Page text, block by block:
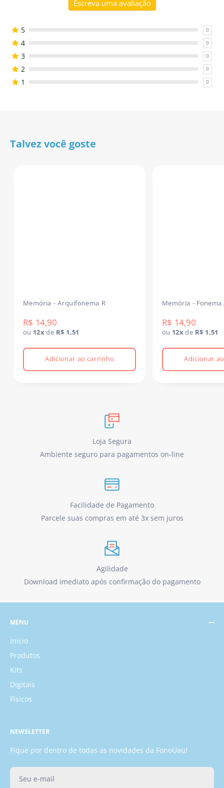
- 32 fichas ilustradas para sorteio;
- Instruções de montagem e jogo.
Benefícios
- Engaja e diverte durante o treino fonológico;
- Versátil: uso individual ou em grupo;
Receba agora e já use na sua próxima sessão!
Escreva uma avaliação
5 0
4 0
3 0
2 0
1 0
Talvez você goste
Memória - Arquifonema R
R$ 14,90
ou 12x de R$ 1,51
Adicionar ao carrinho
Memória -
R$ 14,90
ou 12x de R$ 1,51
Adicionar
Loja Segura
Ambiente seguro para pagamentos on-line
Facilidade de Pagamento
Parcele suas compras em até 3x sem juros
Agilidade
Download imediato após confirmação do pagamento
MENU
Início
Produtos
Kits
Digitais
Físicos
NEWSLETTER
Fique por dentro de todas as novidades da FonoUau!
Seu e-mail